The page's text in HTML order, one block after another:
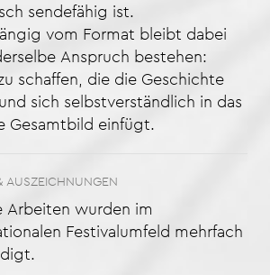
sendefähig ist.
vom Format bleibt dabei
Anspruch bestehen:
schaffen, die die Geschichte
sich selbstverständlich in das
Gesamtbild einfügt.
AUSZEICHNUNGEN
Arbeiten wurden im
Festivalumfeld mehrfach